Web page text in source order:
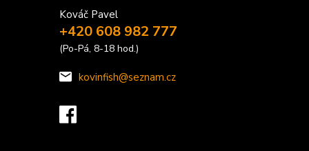
Kováč Pavel
+420 608 982 777
(Po-Pá, 8-18 hod.)
kovinfish@seznam.cz